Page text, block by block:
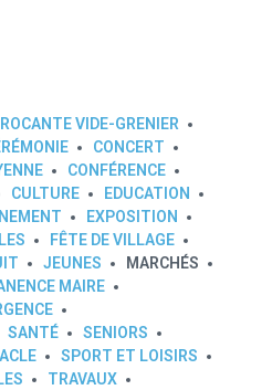
VIDE-GRENIER
CONCERT
CONFÉRENCE
CULTURE
EDUCATION
EXPOSITION
FÊTE DE VILLAGE
JEUNES
MARCHÉS
MAIRE
SANTÉ
SENIORS
SPORT ET LOISIRS
TRAVAUX